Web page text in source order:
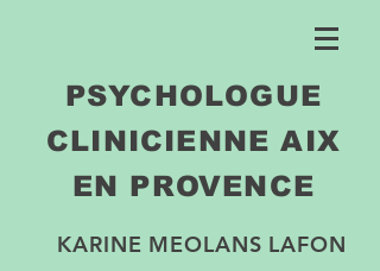
PSYCHOLOGUE
CLINICIENNE AIX
EN PROVENCE
KARINE MEOLANS LAFON